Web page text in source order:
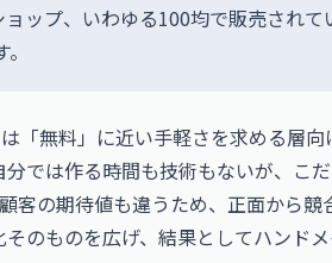
ョップ、いわゆる100均で販売され
「無料」に近い手軽さを求める層
分では作る時間も技術もないが、こ
客の期待値も違うため、正面から
のものを広げ、結果としてハンド